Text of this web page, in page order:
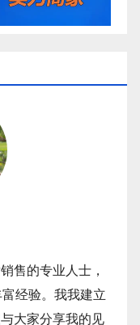
售的专业人士，
经验。我我建立
大家分享我的见